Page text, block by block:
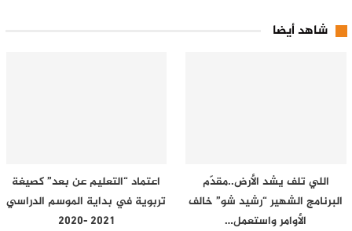
شاهد أيضا
اللي تلف يشد الأرض..مقدّم
البرنامج الشهير “رشيد شو” خالف
الأوامر واستعمل…
اعتماد “التعليم عن بعد” كصيغة
تربوية في بداية الموسم الدراسي
2021 -2020